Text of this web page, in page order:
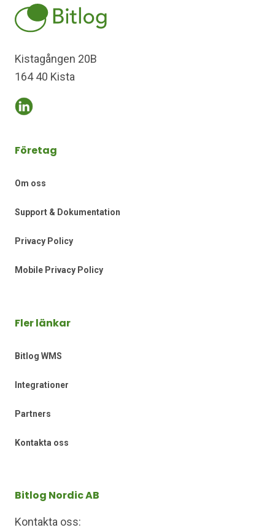
Kistagången 20B
164 40 Kista
Företag
Om oss
Support & Dokumentation
Privacy Policy
Mobile Privacy Policy
Fler länkar
Bitlog WMS
Integrationer
Partners
Kontakta oss
Bitlog Nordic AB
Kontakta oss: